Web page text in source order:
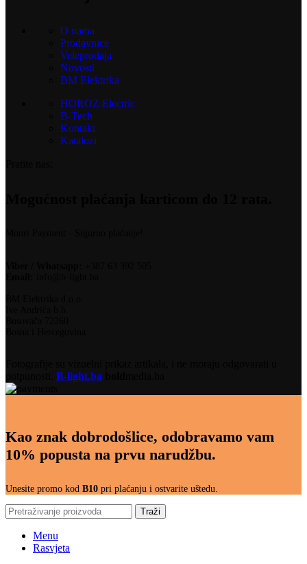
O nama
Prodavnice
Veleprodaja
Novosti
BM Elektrika
HOROZ Electric
B-Tech
Kontakt
Katalozi
B-light.ba
Kao znak dobrodošlice, odobravamo vam
10% popusta na prvu narudžbu.
Unesite promo kod B10 pri plaćanju i ostvarite uštedu.
Traži
Menu
Rasvjeta